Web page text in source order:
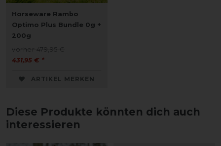
Horseware Rambo
Optimo Plus Bundle 0g +
200g
vorher 479,95 €
431,95 € *
ARTIKEL MERKEN
Diese Produkte könnten dich auch
interessieren